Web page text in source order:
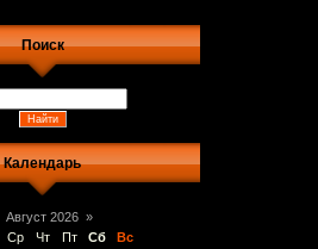
Поиск
Календарь
Август 2026 »
Ср Чт Пт Сб
Вс